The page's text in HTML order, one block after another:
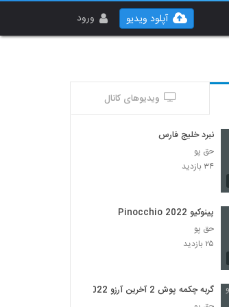
ورود آپلود ویدیو
ویدیوهای کانال
نبرد خلیج فارس
حق پو
۳۴ بازدید
پینوکیو Pinocchio 2022
حق پو
۲۵ بازدید
گربه چکمه پوش 2 آخرین آرزو 2022